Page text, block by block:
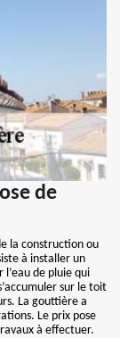
de
la construction ou
à installer un
de pluie qui
sur le toit
La gouttière a
Le prix pose
à effectuer.